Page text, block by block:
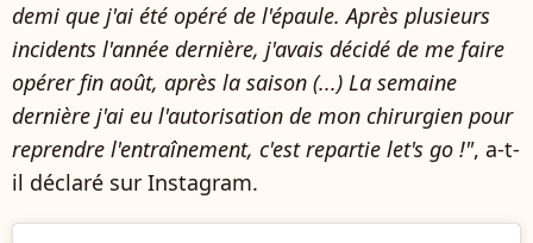
demi que j'ai été opéré de l'épaule. Après plusieurs
incidents l'année dernière, j'avais décidé de me faire
opérer fin août, après la saison (...) La semaine
dernière j'ai eu l'autorisation de mon chirurgien pour
reprendre l'entraînement, c'est repartie let's go !", a-t-
il déclaré sur Instagram.